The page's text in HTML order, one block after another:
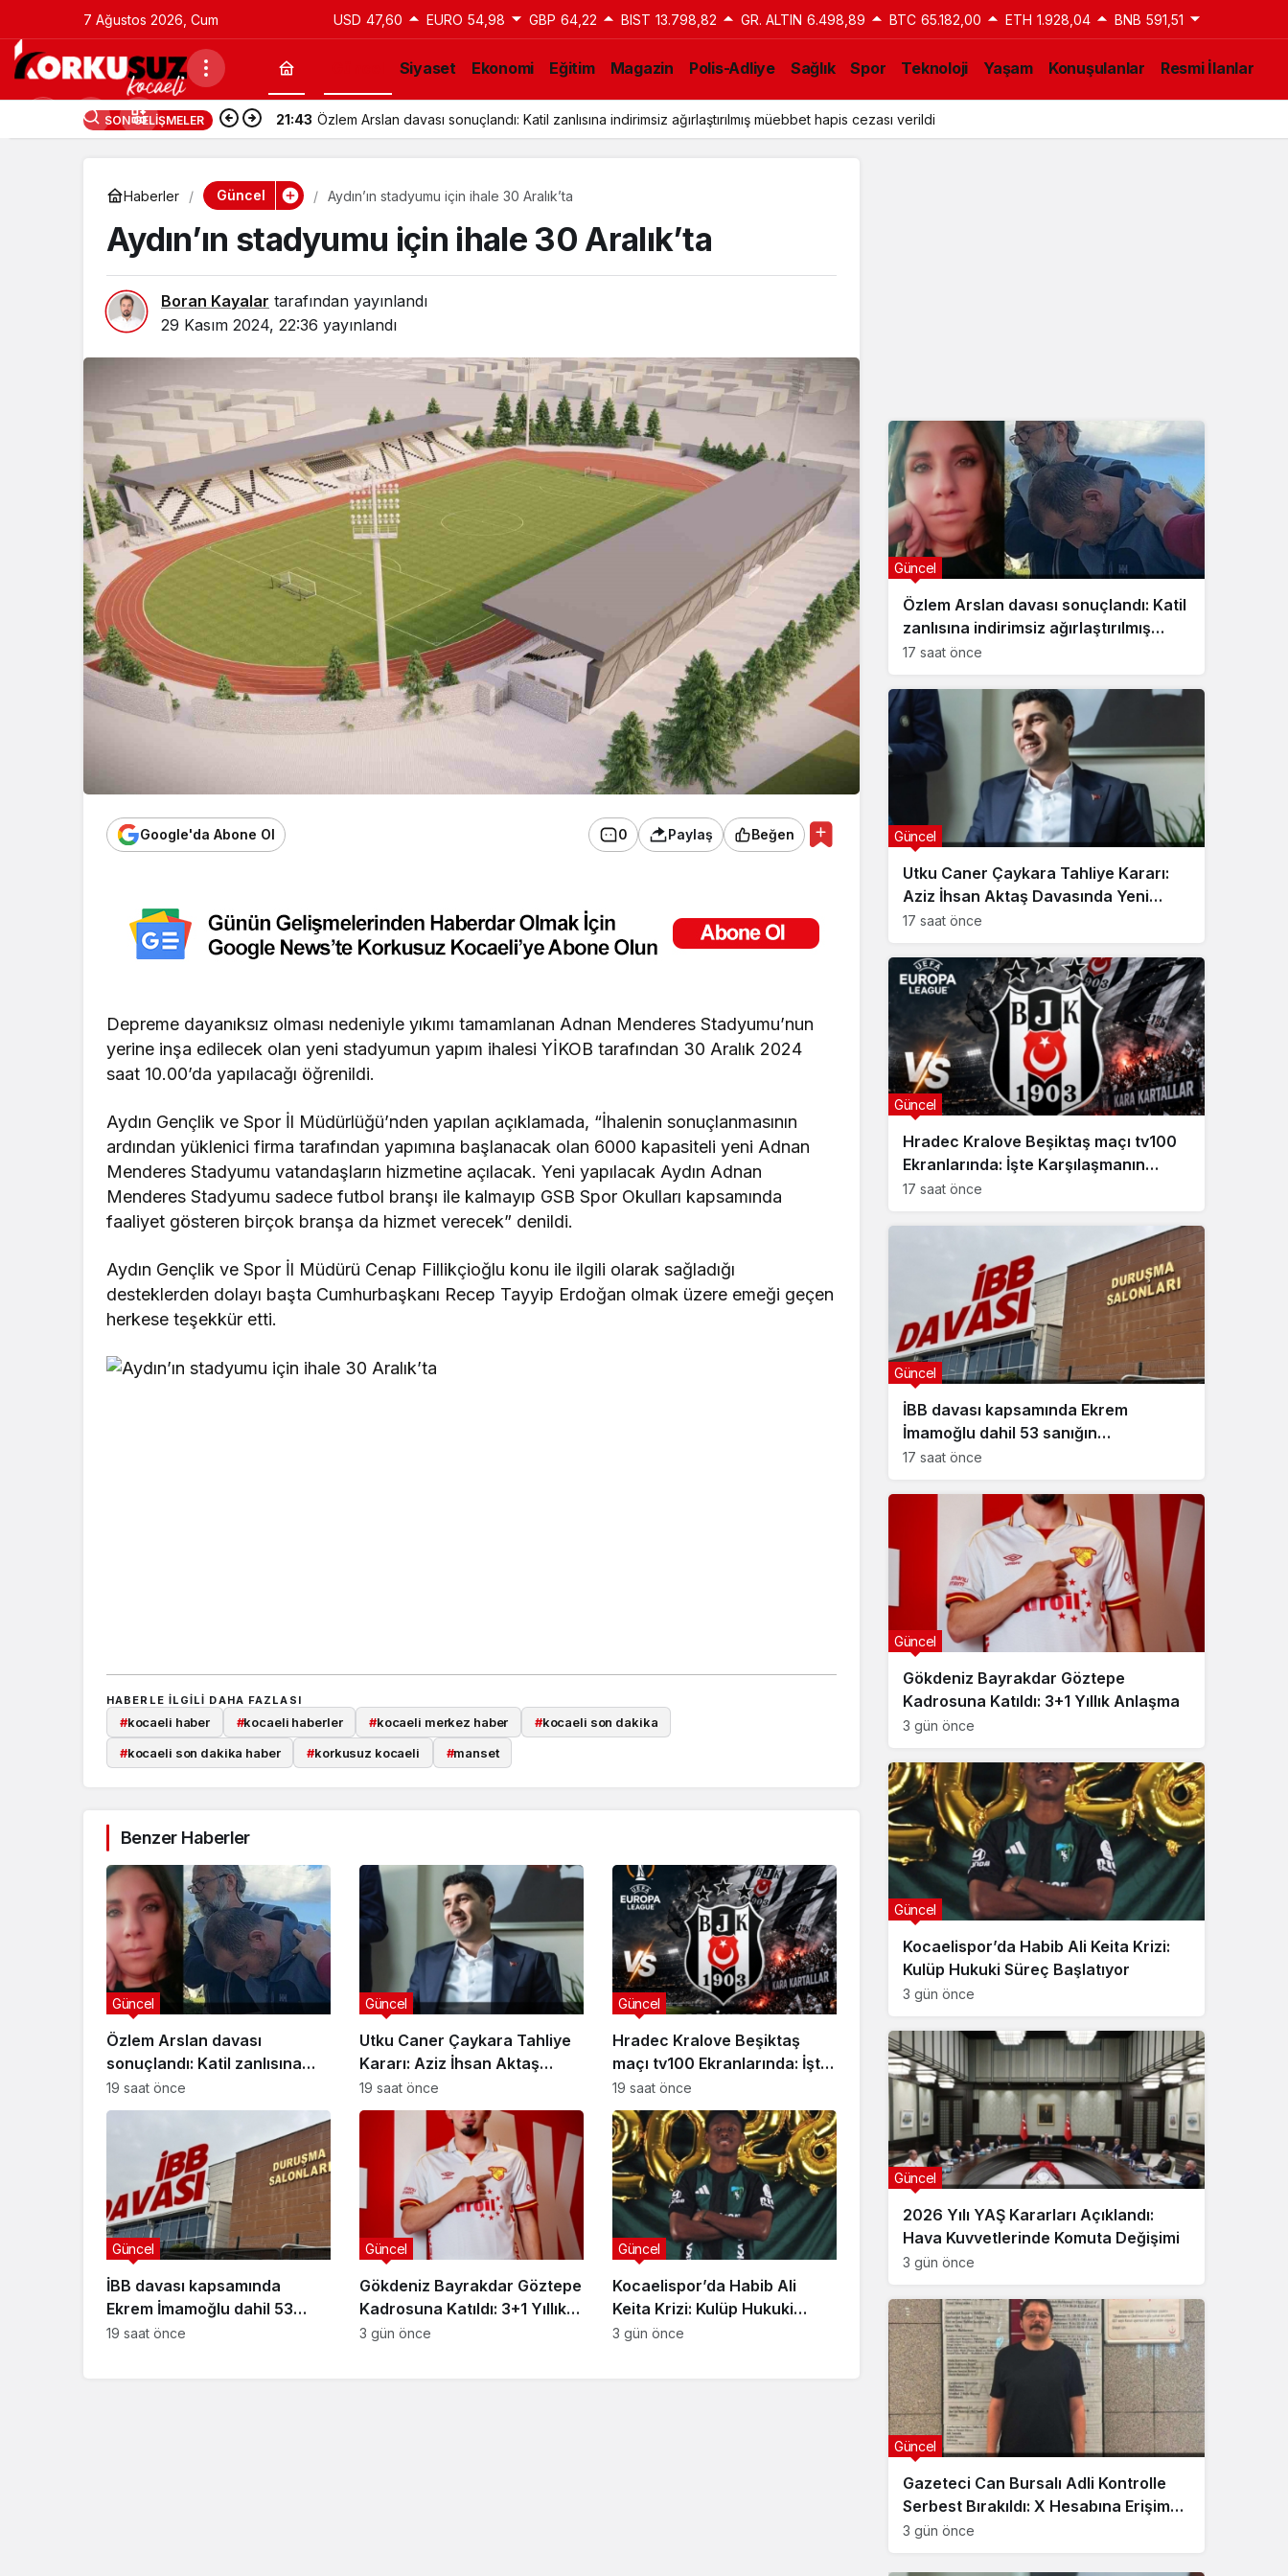
7 Ağustos 2026, Cum USD 47,60 EURO 54,98 GBP 64,22 BIST 13.798,82 GR. ALTIN 6.498,89 BTC 65.182,00 ETH 1.928,04 BNB 591,51
Siyaset Ekonomi Eğitim Magazin Polis-Adliye Sağlık Spor Teknoloji Yaşam Konuşulanlar Resmi İlanlar
SON GELIŞMELER 21:43 Özlem Arslan davası sonuçlandı: Katil zanlısına indirimsiz ağırlaştırılmış müebbet hapis cezası verildi
Haberler Güncel Aydın’ın stadyumu için ihale 30 Aralık’ta
Aydın’ın stadyumu için ihale 30 Aralık’ta
Boran Kayalar tarafından yayınlandı
29 Kasım 2024, 22:36 yayınlandı
Google'da Abone Ol 0 Paylaş Beğen
Depreme dayanıksız olması nedeniyle yıkımı tamamlanan Adnan Menderes Stadyumu’nun
yerine inşa edilecek olan yeni stadyumun yapım ihalesi YİKOB tarafından 30 Aralık 2024
saat 10.00’da yapılacağı öğrenildi.
Aydın Gençlik ve Spor İl Müdürlüğü’nden yapılan açıklamada, “İhalenin sonuçlanmasının
ardından yüklenici firma tarafından yapımına başlanacak olan 6000 kapasiteli yeni Adnan
Menderes Stadyumu vatandaşların hizmetine açılacak. Yeni yapılacak Aydın Adnan
Menderes Stadyumu sadece futbol branşı ile kalmayıp GSB Spor Okulları kapsamında
faaliyet gösteren birçok branşa da hizmet verecek” denildi.
Aydın Gençlik ve Spor İl Müdürü Cenap Fillikçioğlu konu ile ilgili olarak sağladığı
desteklerden dolayı başta Cumhurbaşkanı Recep Tayyip Erdoğan olmak üzere emeği geçen
herkese teşekkür etti.
HABERLE ILGILI DAHA FAZLASI
#kocaeli haber #kocaeli haberler #kocaeli merkez haber #kocaeli son dakika
#kocaeli son dakika haber #korkusuz kocaeli #manset
Benzer Haberler
Özlem Arslan davası
sonuçlandı: Katil zanlısına
indirimsiz ağırlaştırılmış
müebbet hapis cezası verildi
Güncel
19 saat önce
Utku Caner Çaykara Tahliye
Kararı: Aziz İhsan Aktaş
Davasında Yeni Gelişme
Güncel
19 saat önce
Hradec Kralove Beşiktaş
maçı tv100 Ekranlarında: İşte
Karşılaşmanın Detayları
Güncel
19 saat önce
İBB davası kapsamında
Ekrem İmamoğlu dahil 53
sanığın tutukluluğuna devam
Güncel
19 saat önce
Gökdeniz Bayrakdar Göztepe
Kadrosuna Katıldı: 3+1 Yıllık
Anlaşma
Güncel
3 gün önce
Kocaelispor’da Habib Ali
Keita Krizi: Kulüp Hukuki
Süreç Başlatıyor
Güncel
3 gün önce
Özlem Arslan davası sonuçlandı: Katil
zanlısına indirimsiz ağırlaştırılmış
müebbet hapis cezası verildi
17 saat önce
Güncel
Utku Caner Çaykara Tahliye Kararı:
Aziz İhsan Aktaş Davasında Yeni
Gelişme
17 saat önce
Güncel
Hradec Kralove Beşiktaş maçı tv100
Ekranlarında: İşte Karşılaşmanın
Detayları
17 saat önce
Güncel
İBB davası kapsamında Ekrem
İmamoğlu dahil 53 sanığın
tutukluluğuna devam kararı
17 saat önce
Güncel
Gökdeniz Bayrakdar Göztepe
Kadrosuna Katıldı: 3+1 Yıllık Anlaşma
3 gün önce
Güncel
Kocaelispor’da Habib Ali Keita Krizi:
Kulüp Hukuki Süreç Başlatıyor
3 gün önce
Güncel
2026 Yılı YAŞ Kararları Açıklandı:
Hava Kuvvetlerinde Komuta Değişimi
3 gün önce
Güncel
Gazeteci Can Bursalı Adli Kontrolle
Serbest Bırakıldı: X Hesabına Erişim
Engeli Getirildi
3 gün önce
Güncel